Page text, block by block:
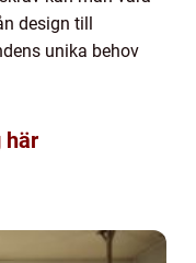
design till
unika behov
här